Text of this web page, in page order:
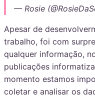
— Rosie
Apesar de
trabalho, foi com
qualquer informação,
publicações
momento estamos
coletar e analisar os